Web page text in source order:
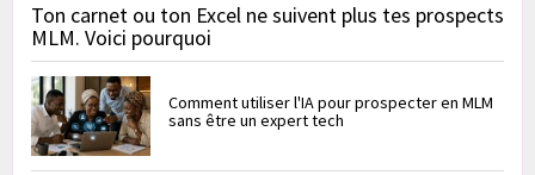
Ton carnet ou ton Excel ne suivent plus tes prospects
MLM. Voici pourquoi
Comment utiliser l'IA pour prospecter en MLM
sans être un expert tech